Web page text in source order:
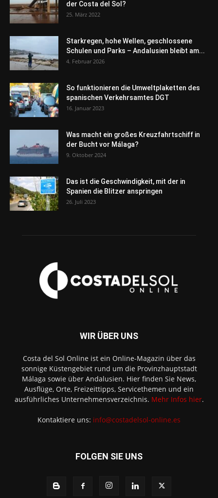
der Costa del Sol?
25. März 2022
Starkregen, hohe Wellen, geschlossene
Schulen und Parks – Andalusien bleibt am...
4. Februar 2026
So funktionieren die Umweltplaketten des
spanischen Verkehrsamtes DGT
16. Januar 2023
Was macht ein großes Kreuzfahrtschiff in
der Bucht vor Málaga?
9. Oktober 2024
Das ist die Geschwindigkeit, mit der in
Spanien die Blitzer anspringen
26. Juli 2023
WIR ÜBER UNS
Costa del Sol Online ist ein Online-Magazin über das
sonnige Küstengebiet rund um die Provinzhauptstadt
Málaga sowie über Andalusien. Hier finden Sie News,
Ausflüge, Orte, Freizeittipps, Servicethemen und ein
ausführliches Unternehmensverzeichnis. Mehr Infos hier.
Kontaktiere uns: info@costadelsol-online.es
FOLGEN SIE UNS